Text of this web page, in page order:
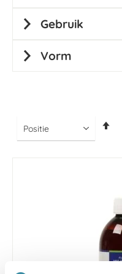
Gebruik
Vorm